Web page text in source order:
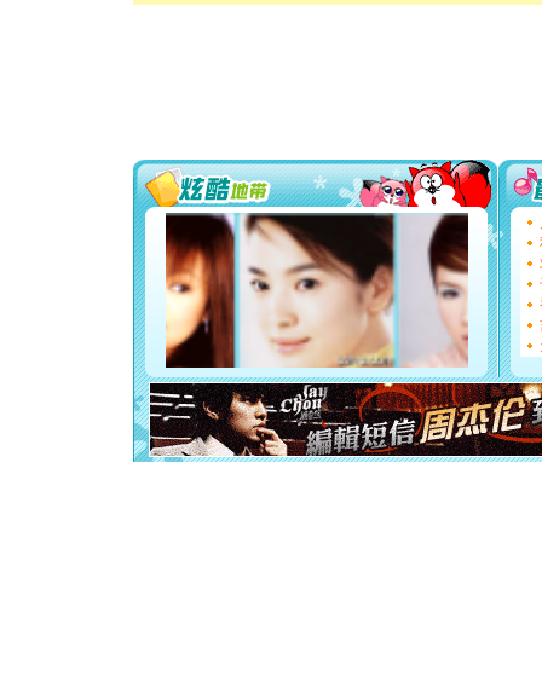
你太多，
要平安
[圣诞节]
能正大
都要快乐
[圣诞节]
如意,快
[元旦]
看
断电。
你是我
[元旦]如
起；二是
离。水晶
[元旦]当
泣，这痛